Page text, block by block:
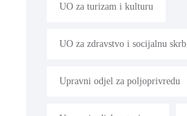
UO za turizam i kulturu
UO za zdravstvo i socijalnu skrb
Upravni odjel za poljoprivredu